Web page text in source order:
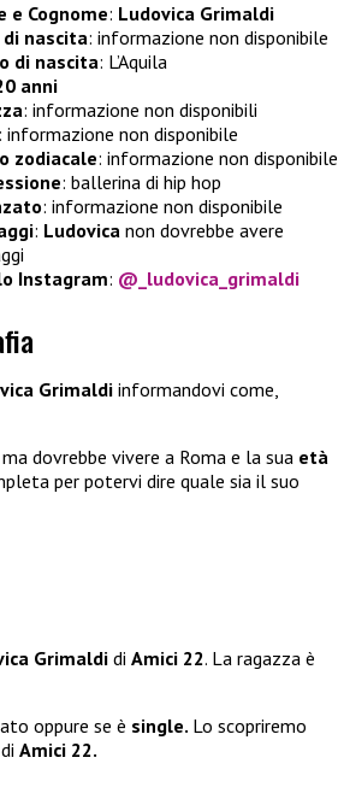
e Cognome: Ludovica Grimaldi
nascita: informazione non disponibile
di nascita: L’Aquila
anni
: informazione non disponibili
: informazione non disponibile
zodiacale: informazione non disponibile
: ballerina di hip hop
: informazione non disponibile
: Ludovica non dovrebbe avere
Instagram: @_ludovica_grimaldi
Grimaldiinformandovi come,
ma dovrebbe vivere a Roma e la sua età
per potervi dire quale sia il suo
Grimaldidi Amici 22. La ragazza è
oppure se è single. Lo scopriremo
Amici 22.